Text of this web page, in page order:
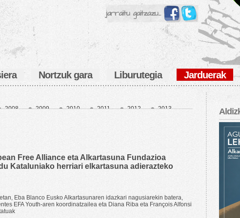
jarraitu gaitzazu...
Nortzuk gara Liburutegia Jarduerak
2008 2009 2010 2011 2012
2013
Free Alliance eta Alkartasuna Fundazioa
Kataluniako herriari elkartasuna adierazteko
Eba Blanco Eusko Alkartasunaren idazkari nagusiarekin batera,
EFA Youth-aren koordinatzailea eta Diana Riba eta François Alfonsi